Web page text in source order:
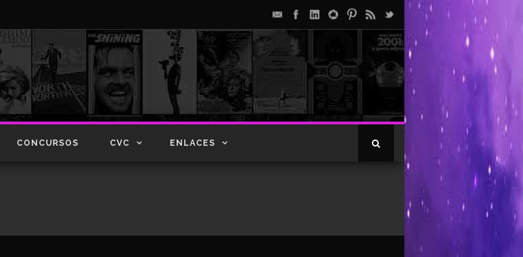
CONCURSOS CVC ENLACES